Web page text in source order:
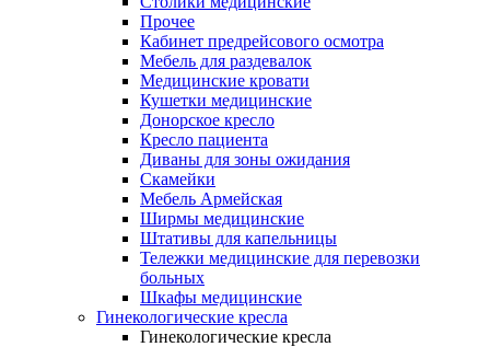
Прочее
Кабинет предрейсового осмотра
Мебель для раздевалок
Медицинские кровати
Кушетки медицинские
Донорское кресло
Кресло пациента
Диваны для зоны ожидания
Скамейки
Мебель Армейская
Ширмы медицинские
Штативы для капельницы
Тележки медицинские для перевозки
больных
Шкафы медицинские
Гинекологические кресла
Гинекологические кресла